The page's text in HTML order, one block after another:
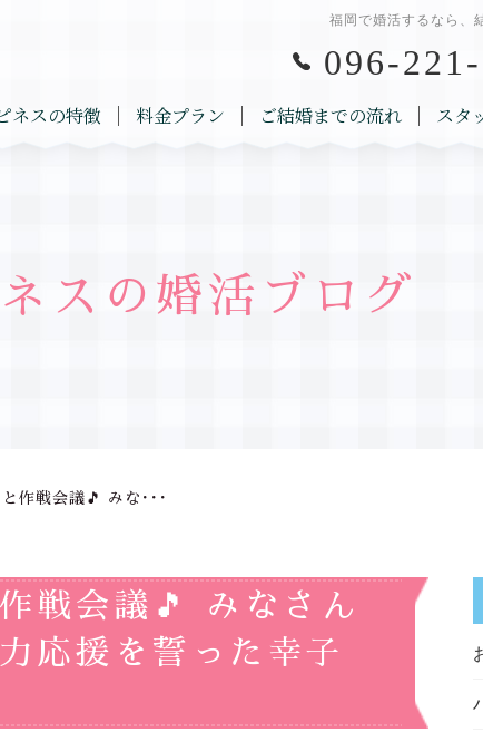
福岡で婚活するなら、
096-
ネスの特徴 料金プラン ご結婚までの流れ スタ
スの婚活ブログ
作戦会議🎵 みな･･･
戦会議🎵 みなさん
応援を誓った幸子